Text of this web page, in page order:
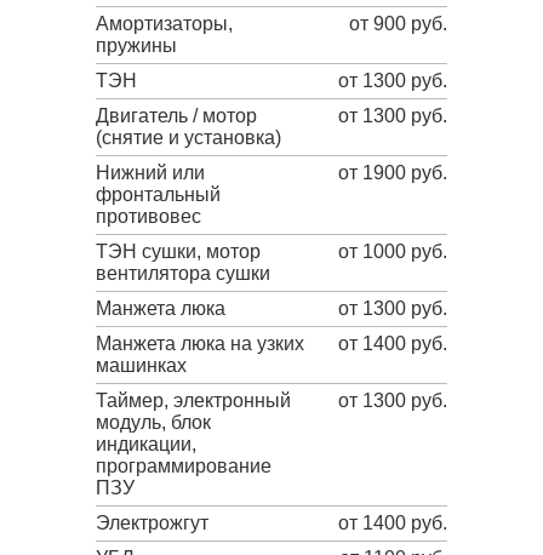
Амортизаторы,
пружины
от 900 руб.
ТЭН
от 1300 руб.
Двигатель / мотор
(снятие и установка)
от 1300 руб.
Нижний или
фронтальный
противовес
от 1900 руб.
ТЭН сушки, мотор
вентилятора сушки
от 1000 руб.
Манжета люка
от 1300 руб.
Манжета люка на узких
машинках
от 1400 руб.
Таймер, электронный
модуль, блок
индикации,
программирование
ПЗУ
от 1300 руб.
Электрожгут
от 1400 руб.